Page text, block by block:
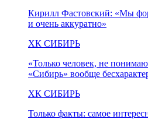
Кирилл Фастовский: «Мы
и очень аккуратно»
ХК СИБИРЬ
«Только человек, не
«Сибирь» вообще
ХК СИБИРЬ
Только факты: самое